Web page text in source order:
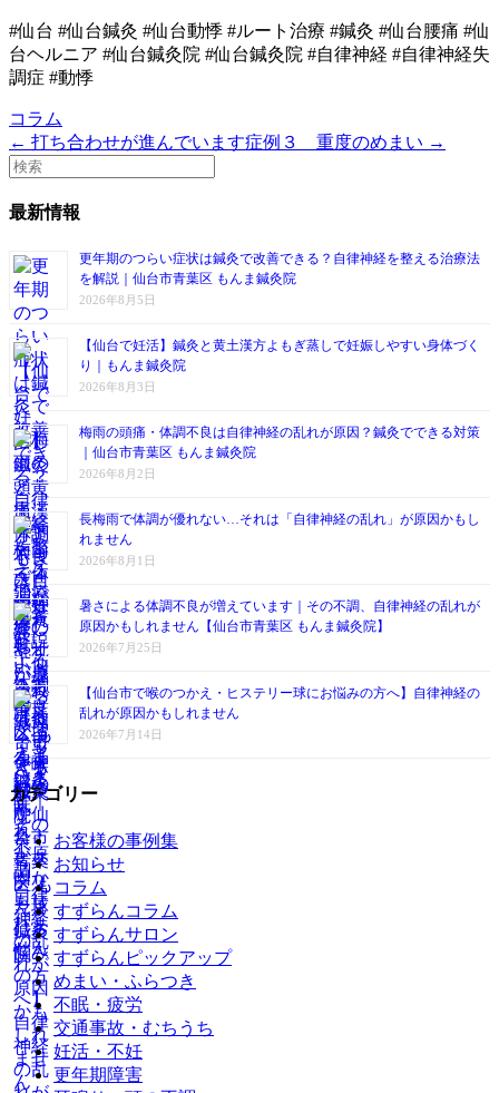
#仙台 #仙台鍼灸 #仙台動悸 #ルート治療 #鍼灸 #仙台腰痛 #仙
台ヘルニア #仙台鍼灸院 #仙台鍼灸院 #自律神経 #自律神経失
調症 #動悸
コラム
← 打ち合わせが進んでいます症例３ 重度のめまい →
最新情報
更年期のつらい症状は鍼灸で改善できる？自律神経を整える治療法
を解説｜仙台市青葉区 もんま鍼灸院
2026年8月5日
【仙台で妊活】鍼灸と黄土漢方よもぎ蒸しで妊娠しやすい身体づく
り｜もんま鍼灸院
2026年8月3日
梅雨の頭痛・体調不良は自律神経の乱れが原因？鍼灸でできる対策
｜仙台市青葉区 もんま鍼灸院
2026年8月2日
長梅雨で体調が優れない…それは「自律神経の乱れ」が原因かもし
れません
2026年8月1日
暑さによる体調不良が増えています｜その不調、自律神経の乱れが
原因かもしれません【仙台市青葉区 もんま鍼灸院】
2026年7月25日
【仙台市で喉のつかえ・ヒステリー球にお悩みの方へ】自律神経の
乱れが原因かもしれません
2026年7月14日
カテゴリー
お客様の事例集
お知らせ
コラム
すずらんコラム
すずらんサロン
すずらんピックアップ
めまい・ふらつき
不眠・疲労
交通事故・むちうち
妊活・不妊
更年期障害